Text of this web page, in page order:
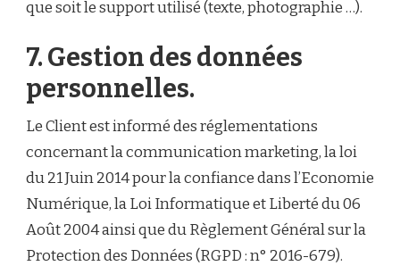
que soit le support utilisé (texte, photographie …).
7. Gestion des données
personnelles.
Le Client est informé des réglementations
concernant la communication marketing, la loi
du 21 Juin 2014 pour la confiance dans l’Economie
Numérique, la Loi Informatique et Liberté du 06
Août 2004 ainsi que du Règlement Général sur la
Protection des Données (RGPD : n° 2016-679).